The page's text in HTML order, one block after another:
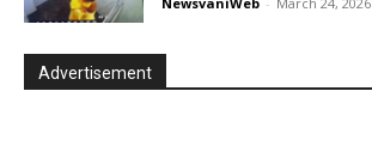
Advertisement